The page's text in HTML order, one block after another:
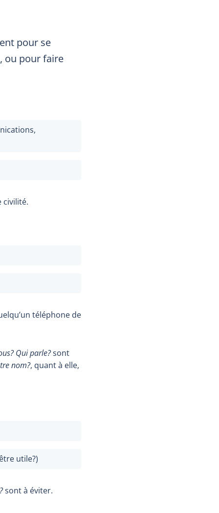
pour se
ou pour faire
civilité.
téléphone de
Qui parle?sont
nom?, quant à elle,
utile?)
sont à éviter.